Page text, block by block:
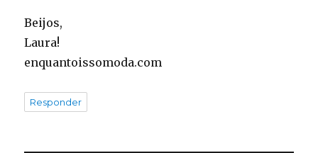
Beijos,
Laura!
enquantoissomoda.com
Responder